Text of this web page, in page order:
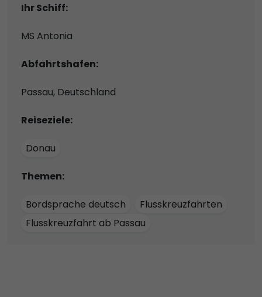
Ihr Schiff:
MS Antonia
Abfahrtshafen:
Passau, Deutschland
Reiseziele:
Donau
Themen:
Bordsprache deutsch
Flusskreuzfahrten
Flusskreuzfahrt ab Passau